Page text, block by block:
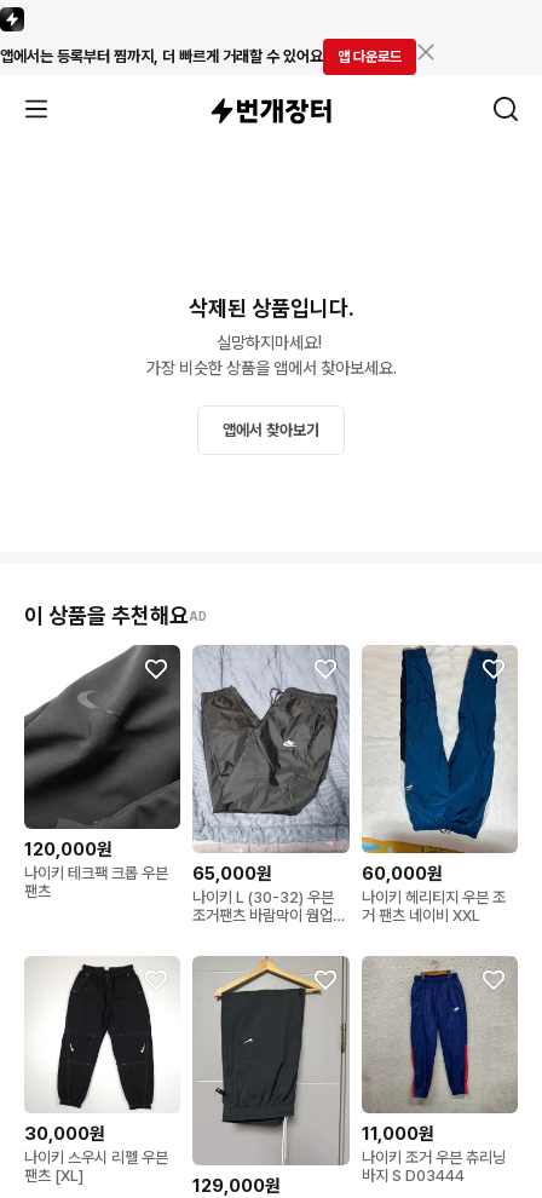
앱에서는 등록부터 찜까지, 더 빠르게 거래할 수 있어요 앱 다운로드
삭제된 상품입니다.
실망하지마세요!
가장 비슷한 상품을 앱에서 찾아보세요.
앱에서 찾아보기
이 상품을 추천해요AD
120,000원
나이키 테크팩 크롭 우븐
팬츠
65,000원
나이키 L (30-32) 우븐
조거팬츠 바람막이 웜업
60,000원
나이키 헤리티지 우븐 조
거 팬츠 네이비 XXL
30,000원
나이키 스우시 리펠 우븐
팬츠 [XL]
129,000원
11,000원
나이키 조거 우븐 츄리닝
바지 S D03444